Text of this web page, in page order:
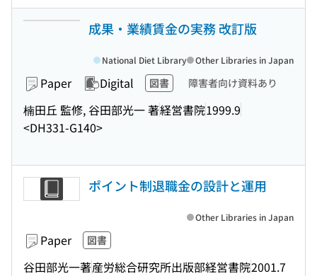
成果・業績賃金の実務 改訂版
Paper Digital 図書 障害者向け資料あり
楠田丘 監修, 谷田部光一 著経営書院1999.9
<DH331-G140>
National Diet Library Other Libraries in Japan
ポイント制退職金の設計と運用
Paper 図書
谷田部光一著産労総合研究所出版部経営書院2001.7
Other Libraries in Japan